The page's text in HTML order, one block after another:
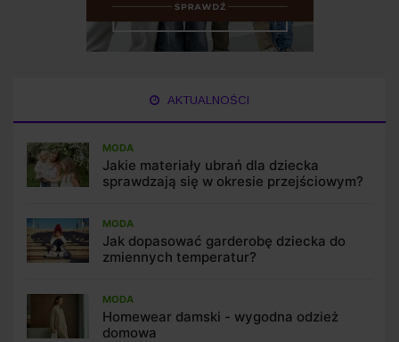
AKTUALNOŚCI
MODA
Jakie materiały ubrań dla dziecka
sprawdzają się w okresie przejściowym?
MODA
Jak dopasować garderobę dziecka do
zmiennych temperatur?
MODA
Homewear damski - wygodna odzież
domowa